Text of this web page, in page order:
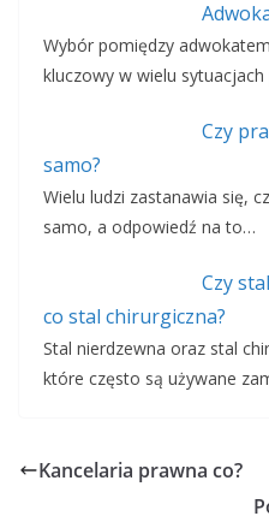
Wybór pomiędzy
kluczowy w wielu
Czy
samo?
Wielu ludzi zastanawia się,
samo, a odpowiedź na to…
Czy
co stal chirurgiczna?
Stal nierdzewna oraz stal
które często są używane
Kancelaria prawna co?